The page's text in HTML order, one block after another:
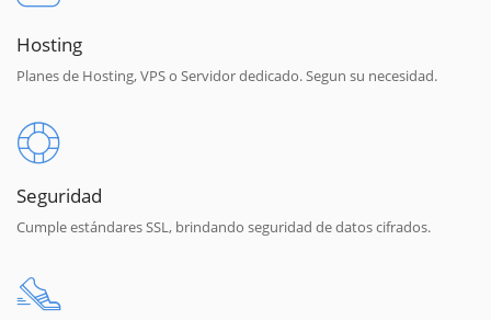
Hosting
Planes de Hosting, VPS o Servidor dedicado. Segun su necesidad.
Seguridad
Cumple estándares SSL, brindando seguridad de datos cifrados.